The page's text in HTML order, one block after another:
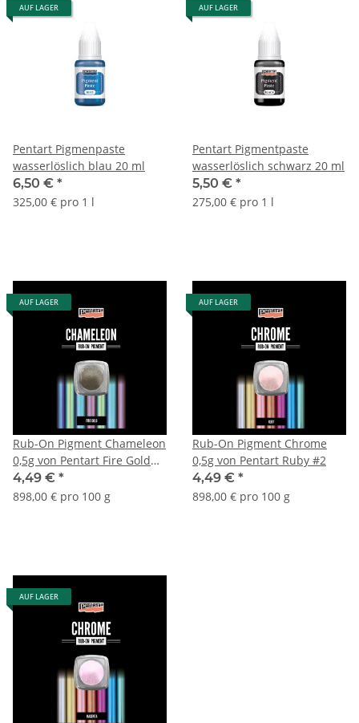
AUF LAGER
Pentart Pigmenpaste
wasserlöslich blau 20 ml
6,50 € *
325,00 € pro 1 l
AUF LAGER
Pentart Pigmentpaste
wasserlöslich schwarz 20 ml
5,50 € *
275,00 € pro 1 l
AUF LAGER
Rub-On Pigment Chameleon
0,5g von Pentart Fire Gold
#1
4,49 € *
898,00 € pro 100 g
AUF LAGER
Rub-On Pigment Chrome
0,5g von Pentart Ruby #2
4,49 € *
898,00 € pro 100 g
AUF LAGER